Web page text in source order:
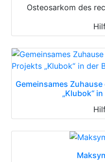
Osteosarkom des
Gemeinsames
„Klubok“